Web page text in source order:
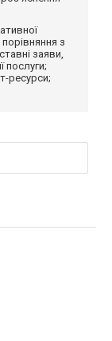
з
заяви,
послуги;
ресурси;